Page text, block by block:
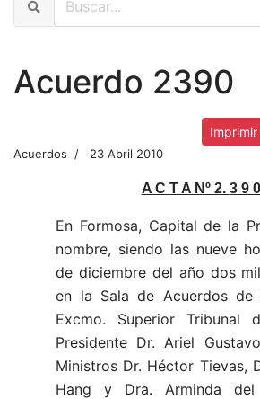
Acuerdo 2390
Acuerdos 23 Abril 2010
A C T A Nº 2. 3 9 0
En Formosa, Capital de la
nombre, siendo las nueve
de diciembre del año dos
en la Sala de Acuerdos de
Excmo. Superior Tribunal
Presidente Dr. Ariel
Ministros Dr. Héctor Tievas,
Hang y Dra. Arminda del